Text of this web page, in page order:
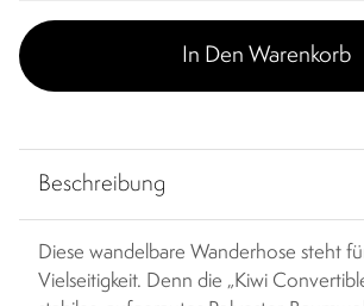
In Den Warenkorb
Beschreibung
Diese wandelbare Wanderhose steht
Vielseitigkeit. Denn die „Kiwi